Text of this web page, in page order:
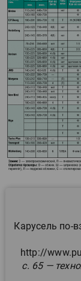
Карусель по-
http://
с. 65 —